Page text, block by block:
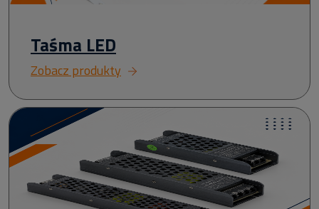
Taśma LED
Zobacz produkty